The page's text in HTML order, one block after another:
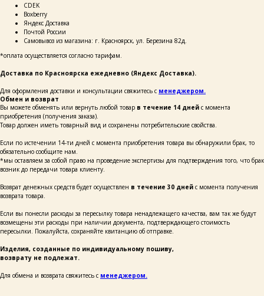
СDEK
Boxberry
Яндекс Доставка
Почтой России
Самовывоз из магазина: г. Красноярск, ул. Березина 82д.
*оплата осуществляется согласно тарифам.
Доставка по Красноярска ежедневно (Яндекс Доставка).
Для оформления доставки и консультации свяжитесь с менеджером.
Обмен и возврат
Вы можете обменять или вернуть любой товар в течение 14 дней с момента
приобретения (получения заказа).
Товар должен иметь товарный вид и сохранены потребительские свойства.
Если по истечении 14-ти дней с момента приобретения товара вы обнаружили брак, то
обязательно сообщите нам.
*мы оставляем за собой право на проведение экспертизы для подтверждения того, что брак
возник до передачи товара клиенту.
Возврат денежных средств будет осуществлен в течение 30 дней с момента получения
возврата товара.
Если вы понесли расходы за пересылку товара ненадлежащего качества, вам так же будут
возмещены эти расходы при наличии документа, подтверждающего стоимость
пересылки. Пожалуйста, сохраняйте квитанцию об отправке.
Изделия, созданные по индивидуальному пошиву,
возврату не подлежат.
Для обмена и возврата свяжитесь с менеджером.
ДАННЫЕ И МЫ СВЯЖЕМСЯ
о бренде
на обработку персональных данных и соглашаюсь
с политикой конфиденциальности и согласен
с её положением